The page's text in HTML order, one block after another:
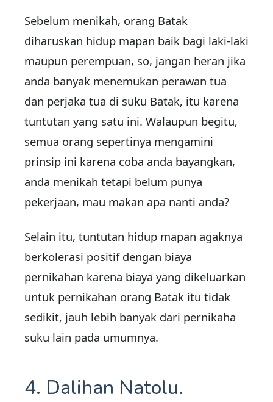
Sebelum menikah, orang Batak
diharuskan hidup mapan baik bagi laki-laki
maupun perempuan, so, jangan heran jika
anda banyak menemukan perawan tua
dan perjaka tua di suku Batak, itu karena
tuntutan yang satu ini. Walaupun begitu,
semua orang sepertinya mengamini
prinsip ini karena coba anda bayangkan,
anda menikah tetapi belum punya
pekerjaan, mau makan apa nanti anda?
Selain itu, tuntutan hidup mapan agaknya
berkolerasi positif dengan biaya
pernikahan karena biaya yang dikeluarkan
untuk pernikahan orang Batak itu tidak
sedikit, jauh lebih banyak dari pernikaha
suku lain pada umumnya.
4. Dalihan Natolu.